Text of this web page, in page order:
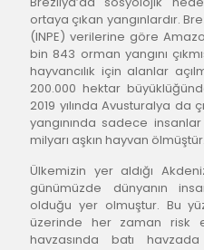
ortaya çıkan yangınlardır.
(INPE) verilerine göre
bin 843 orman yangını
hayvancılık için alanlar
200.000 hektar
2019 yılında Avusturalya
yangınında sadece
milyarı aşkın hayvan ölmüştür.
Ülkemizin yer aldığı
günümüzde dünyanın
olduğu yer olmuştur. Bu
üzerinde her zaman risk
havzasında batı